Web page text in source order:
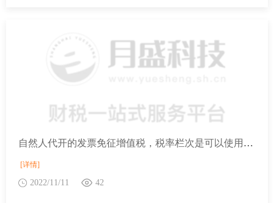
自然人代开的发票免征增值税，税率栏次是可以使用吗？
[详情]
2022/11/11 42